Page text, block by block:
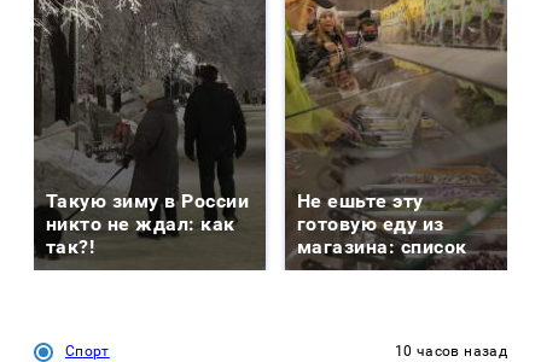
Такую зиму в России
никто не ждал: как
так?!
Не ешьте эту
готовую еду из
магазина: список
Спорт 10 часов назад